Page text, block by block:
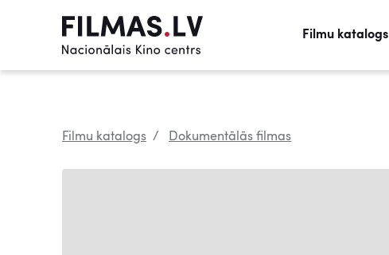
Filmu katalogs
Filmu katalogs Dokumentālās filmas